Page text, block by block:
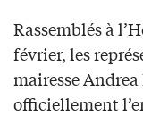
Rassemblés à
février, les
mairesse
officiellement